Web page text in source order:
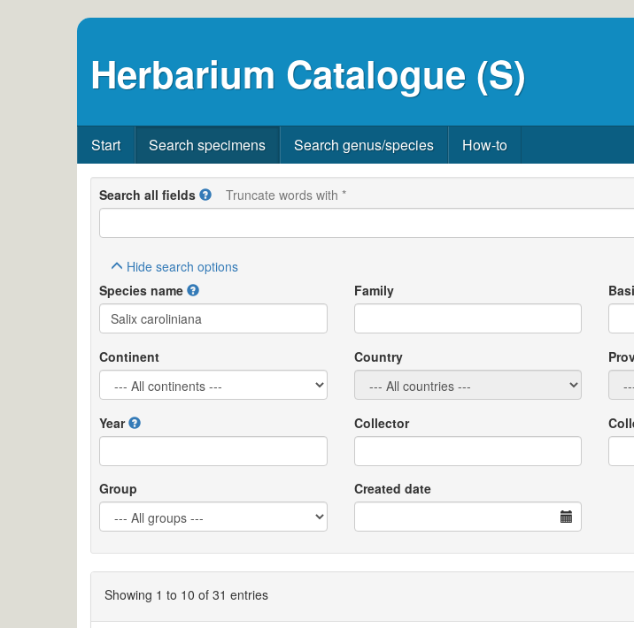
Herbarium Catalogue (S)
Start Search specimens Search genus/species How-to
Search all fields
Truncate words with *
Hide search options
Species name
Family
Continent Country
Year Collector
Group Created date
Showing 1 to 10 of 31 entries